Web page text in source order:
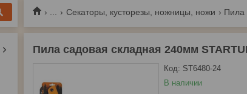
Секаторы, кусторезы, ножницы, ножи
Пила садовая складная 240мм
В наличии
Код: ST6480-24